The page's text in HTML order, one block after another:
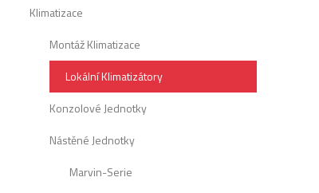
Klimatizace
Montáž Klimatizace
Lokální Klimatizátory
Konzolové Jednotky
Nástěné Jednotky
Marvin-Serie